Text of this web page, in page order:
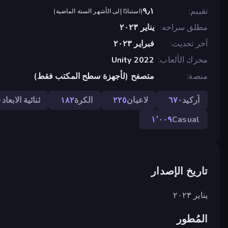
تقييم
٩٫١(استنادًا إلى الأشهر الستة الماضية)
مطلق سراحه
يناير ٢٠٢٣
آخر تحديث
فبراير ٢٠٢٣
محرك الألعاب Unity 2022
منصة
متصفح (لأجهزة سطح المكتب فقط)
آركيد٦٧٠ لاعبان٢٢٥ الكرة١٨٢ ثنائية الابعاد
Casual١٬٠٠٩
تاريخ الإصدار
يناير ٢٠٢٣
المُطور